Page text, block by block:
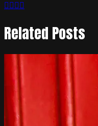
Related Posts